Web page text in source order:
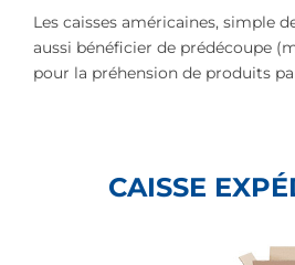
Les caisses américaines, simple
aussi bénéficier de prédécoupe
pour la préhension de produits
CAISSE